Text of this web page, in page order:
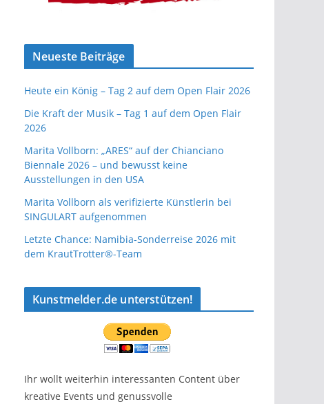
Neueste Beiträge
Heute ein König – Tag 2 auf dem Open Flair 2026
Die Kraft der Musik – Tag 1 auf dem Open Flair
2026
Marita Vollborn: „ARES“ auf der Chianciano
Biennale 2026 – und bewusst keine
Ausstellungen in den USA
Marita Vollborn als verifizierte Künstlerin bei
SINGULART aufgenommen
Letzte Chance: Namibia-Sonderreise 2026 mit
dem KrautTrotter®-Team
Kunstmelder.de unterstützen!
Ihr wollt weiterhin interessanten Content über
kreative Events und genussvolle